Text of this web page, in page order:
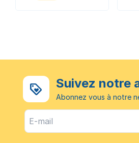
Suivez notre
Abonnez vous à notre